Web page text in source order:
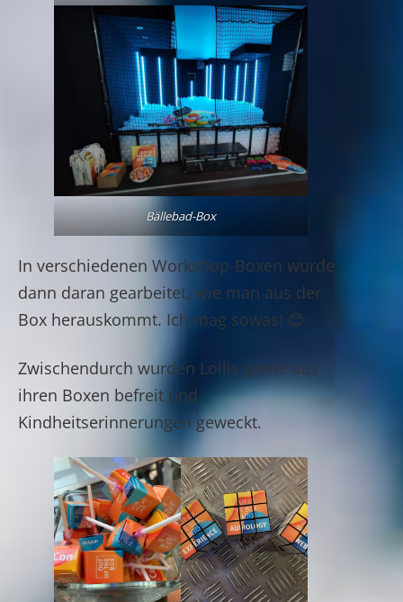
Bällebad-Box
In verschiedenen Workshop-Boxen wurde
dann daran gearbeitet, wie man aus der
Box herauskommt. Ich mag sowas! 😊
Zwischendurch wurden Lollis gerne aus
ihren Boxen befreit und
Kindheitserinnerungen geweckt.